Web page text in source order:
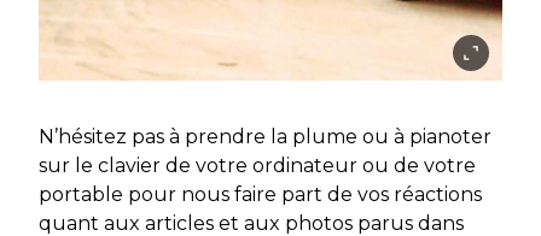
N’hésitez pas à prendre la plume ou à pianoter
sur le clavier de votre ordinateur ou de votre
portable pour nous faire part de vos réactions
quant aux articles et aux photos parus dans